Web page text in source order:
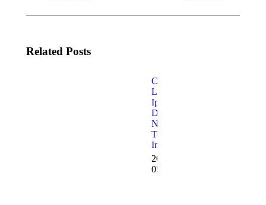
Related Posts
Crypto
Lorem
Ipsum
Dolor
Nulla
Tellus
Interdum
2024-
05-13